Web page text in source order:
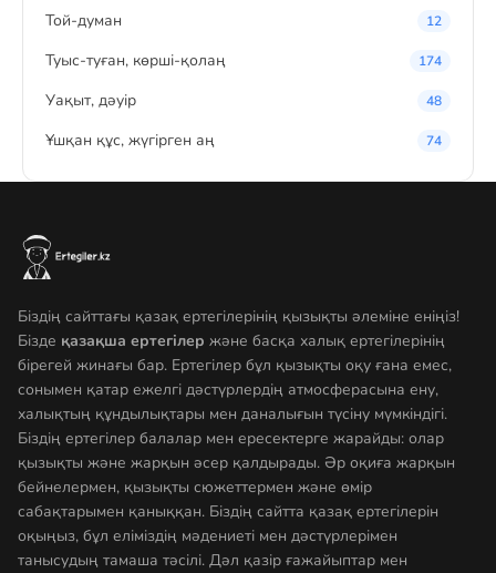
Той-думан 12
Туыс-туған, көрші-қолаң 174
Уақыт, дәуір 48
Ұшқан құс, жүгірген аң 74
Біздің сайттағы қазақ ертегілерінің қызықты әлеміне еніңіз!
Бізде қазақша ертегілер және басқа халық ертегілерінің
бірегей жинағы бар. Ертегілер бұл қызықты оқу ғана емес,
сонымен қатар ежелгі дәстүрлердің атмосферасына ену,
халықтың құндылықтары мен даналығын түсіну мүмкіндігі.
Біздің ертегілер балалар мен ересектерге жарайды: олар
қызықты және жарқын әсер қалдырады. Әр оқиға жарқын
бейнелермен, қызықты сюжеттермен және өмір
сабақтарымен қаныққан. Біздің сайтта қазақ ертегілерін
оқыңыз, бұл еліміздің мәдениеті мен дәстүрлерімен
танысудың тамаша тәсілі. Дәл қазір ғажайыптар мен